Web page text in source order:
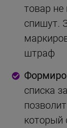
товар не
спишут.
штраф
списка
который